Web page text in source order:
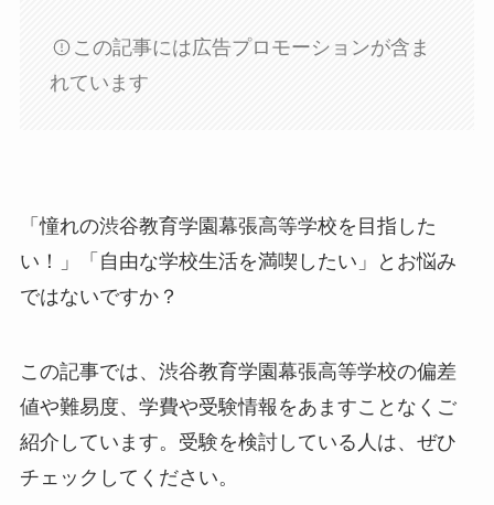
この記事には広告プロモーションが含ま
れています
「憧れの渋谷教育学園幕張高等学校を目指した
い！」「自由な学校生活を満喫したい」とお悩み
ではないですか？
この記事では、渋谷教育学園幕張高等学校の偏差
値や難易度、学費や受験情報をあますことなくご
紹介しています。受験を検討している人は、ぜひ
チェックしてください。